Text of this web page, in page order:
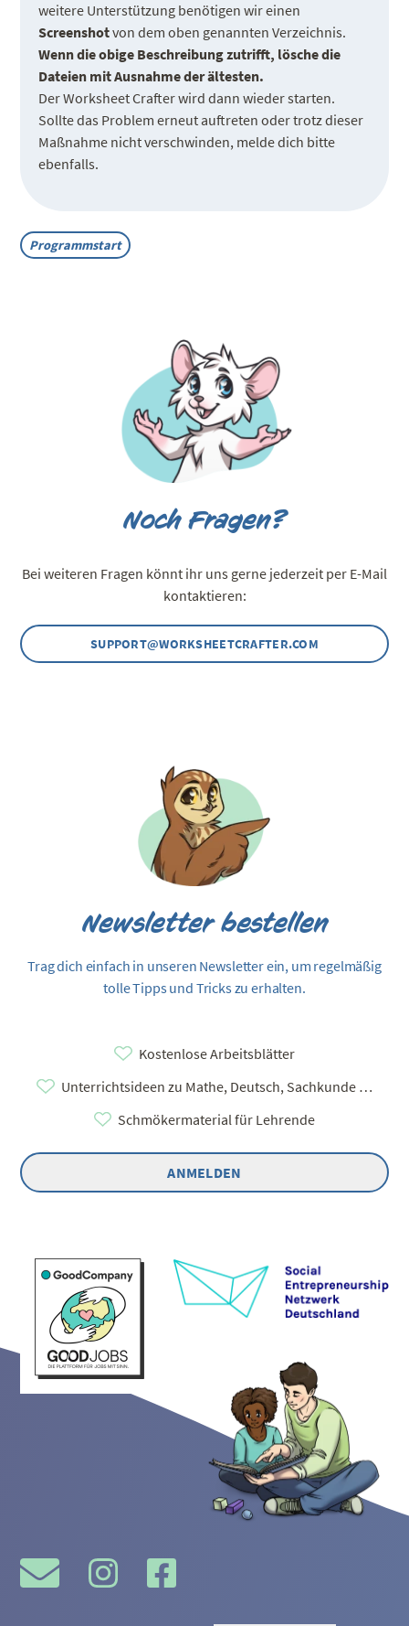
weitere Unterstützung benötigen wir einen
Screenshotvon dem oben genannten Verzeichnis.
Wenn die obige Beschreibung zutrifft, lösche die
Dateien mit Ausnahme der ältesten.
Der Worksheet Crafter wird dann wieder starten.
Sollte das Problem erneut auftreten oder trotz dieser
Maßnahme nicht verschwinden, melde dich bitte
ebenfalls.
Programmstart
Noch Fragen?
Bei weiteren Fragen könnt ihr uns gerne jederzeit per E-Mail
kontaktieren:
SUPPORT@WORKSHEETCRAFTER.COM
Newsletter bestellen
Trag dich einfach in unseren Newsletter ein, um regelmäßig
tolle Tipps und Tricks zu erhalten.
Kostenlose Arbeitsblätter
Unterrichtsideen zu Mathe, Deutsch, Sachkunde …
Schmökermaterial für Lehrende
ANMELDEN